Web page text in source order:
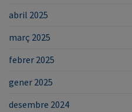
abril 2025
març 2025
febrer 2025
gener 2025
desembre 2024